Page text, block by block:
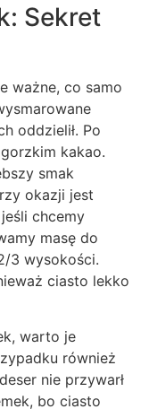
Sekret
ważne, co samo
oddzielił. Po
kakao.
smak
okazji jest
chcemy
masę do
3 wysokości.
ciasto lekko
warto je
również
nie przywarł
bo ciasto